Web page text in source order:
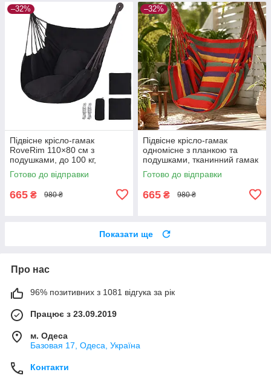
–32%
Підвісне крісло-гамак
RoveRim 110×80 см з
подушками, до 100 кг,
підвісне крісло для дому,
саду, балкона, чорне
Готово до відправки
665 ₴ 980 ₴
–32%
Підвісне крісло-гамак
одномісне з планкою та
подушками, тканинний гамак
для відпочинку
Готово до відправки
665 ₴ 980 ₴
Показати ще
Про нас
96% позитивних з 1081 відгука за рік
Працює з 23.09.2019
м. Одеса
Базовая 17, Одеса, Україна
Контакти